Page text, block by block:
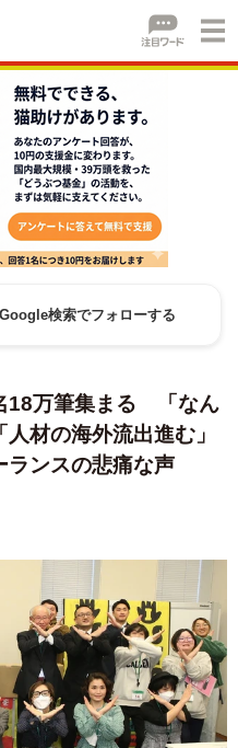
検索でフォローする
18万筆集まる 「なん
材の海外流出進む」
ンスの悲痛な声